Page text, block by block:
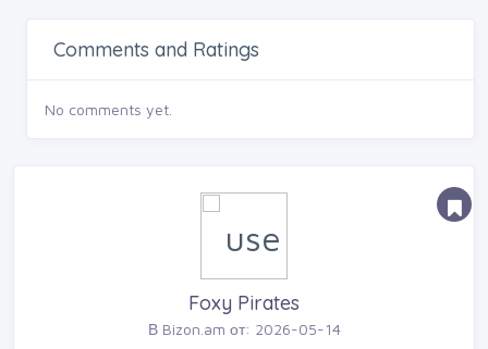
Comments and Ratings
No comments yet.
Foxy Pirates
В Bizon.am от: 2026-05-14